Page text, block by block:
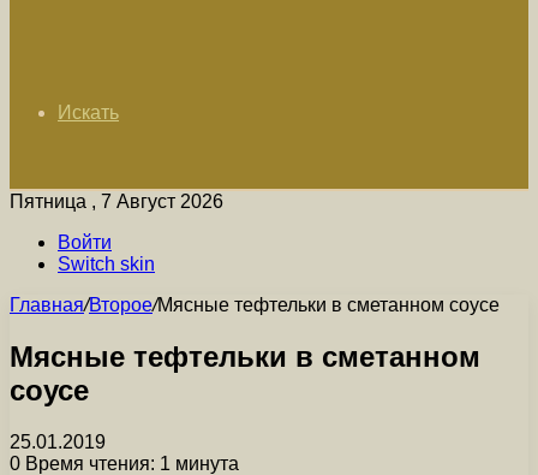
Искать
Пятница , 7 Август 2026
Войти
Switch skin
Главная/Второе/Мясные тефтельки в сметанном соусе
Мясные тефтельки в сметанном
соусе
25.01.2019
0 Время чтения: 1 минута